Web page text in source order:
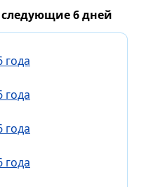
6 дней
года
года
года
года